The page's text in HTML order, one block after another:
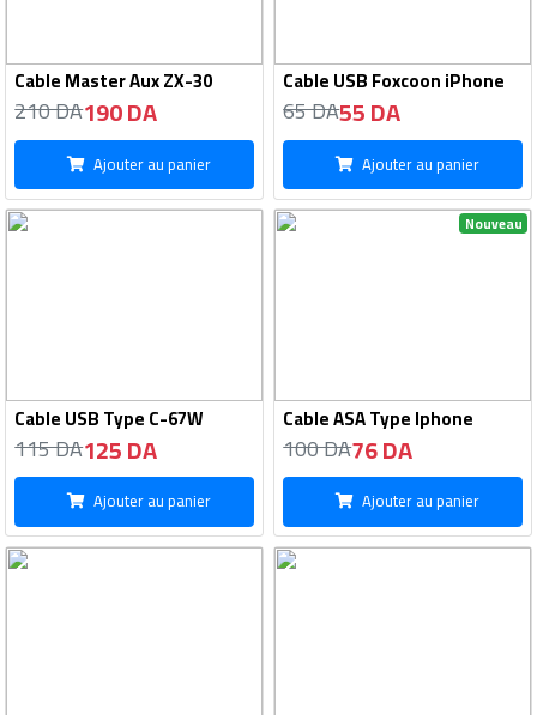
Cable Master Aux ZX-30
210 DA190 DA
Ajouter au panier
Cable USB Foxcoon iPhone
65 DA55 DA
Ajouter au panier
Cable USB Type C-67W
115 DA125 DA
Ajouter au panier
Nouveau
Cable ASA Type Iphone
100 DA76 DA
Ajouter au panier